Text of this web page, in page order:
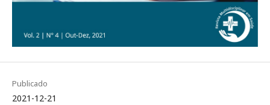
Publicado
2021-12-21